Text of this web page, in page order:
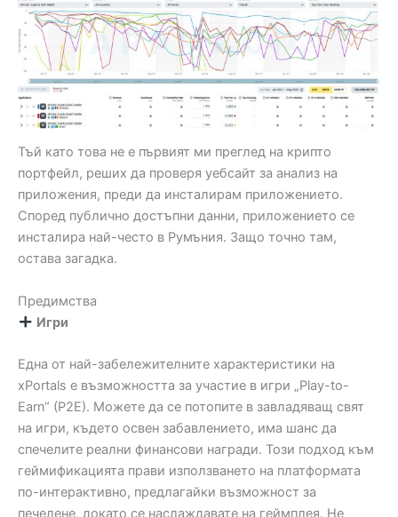
Тъй като това не е първият ми преглед на крипто
портфейл, реших да проверя уебсайт за анализ на
приложения, преди да инсталирам приложението.
Според публично достъпни данни, приложението се
инсталира най-често в Румъния. Защо точно там,
остава загадка.
Предимства
Игри
Една от най-забележителните характеристики на
xPortals е възможността за участие в игри „Play-to-
Earn“ (P2E). Можете да се потопите в завладяващ свят
на игри, където освен забавлението, има шанс да
спечелите реални финансови награди. Този подход към
геймификацията прави използването на платформата
по-интерактивно, предлагайки възможност за
печелене, докато се наслаждавате на геймплея. Не